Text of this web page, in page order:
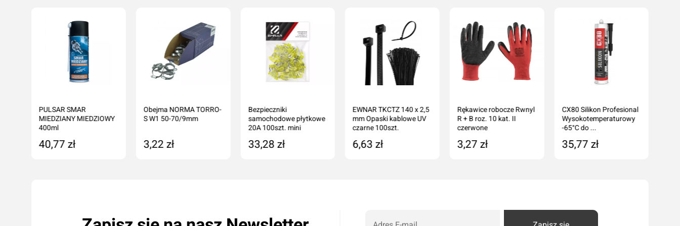
PULSAR SMAR
MIEDZIANY MIEDZIOWY
400ml
40,77 zł
Obejma NORMA TORRO-
S W1 50-70/9mm
3,22 zł
Bezpieczniki
samochodowe płytkowe
20A 100szt. mini
33,28 zł
EWNAR TKCTZ 140 x 2,5
mm Opaski kablowe UV
czarne 100szt.
6,63 zł
Rękawice robocze Rwnyl
R + B roz. 10 kat. II
czerwone
3,27 zł
CX80 Silikon Profesional
Wysokotemperaturowy
-65°C do ...
35,77 zł